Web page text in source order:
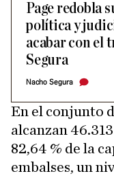
Page redobla
política y
acabar con el
Segura
Nacho Segura
En el conjunto
alcanzan
82,64 % de la
embalses, un